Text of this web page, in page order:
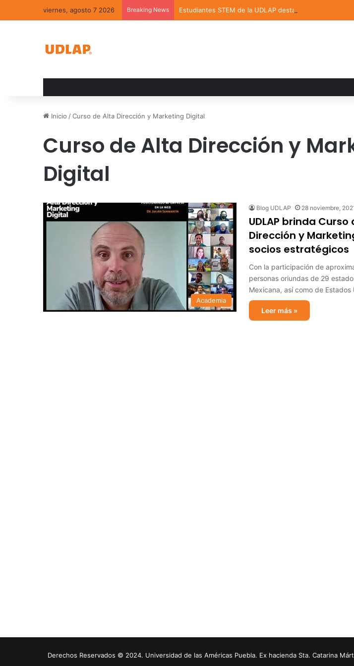
viernes, agosto 7 2026 Breaking News Estudiantes STEM de la UDLAP destacan en el MUTVI
Inicio /Curso de Alta Dirección y Marketing Digital
Curso de Alta Dirección y
Digital
Academia
Blog UDLAP 28 noviembre,
UDLAP brinda Curso
Dirección y
socios estratégicos
Con la participación de
personas oriundas de 29
Mexicana, así como de Estados
Leer más »
Derechos Reservados © 2024. Universidad de las Américas Puebla. Ex hacienda Sta. Catarina